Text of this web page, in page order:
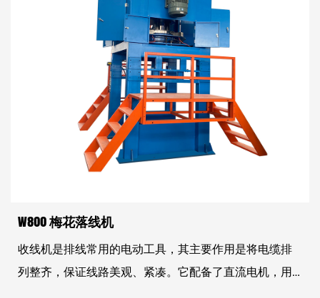
W800 梅花落线机
收线机是排线常用的电动工具，其主要作用是将电缆排
列整齐，保证线路美观、紧凑。它配备了直流电机，用